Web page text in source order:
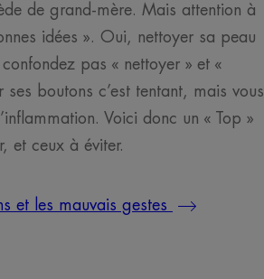
de grand-mère. Mais attention à
idées ». Oui, nettoyer sa peau
pas « nettoyer » et «
boutons c’est tentant, mais vous
Voici donc un « Top »
et ceux à éviter.
et les mauvais gestes